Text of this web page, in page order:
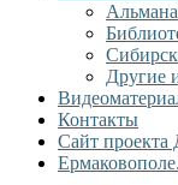
Другие
Контакты
Сайт проекта